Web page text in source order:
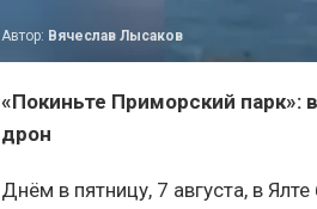
Автор: Вячеслав Лысаков
«Покиньте Приморский парк»:
дрон
Днём в пятницу, 7 августа, в